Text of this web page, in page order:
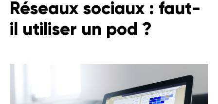
Réseaux sociaux : faut-
il utiliser un pod ?